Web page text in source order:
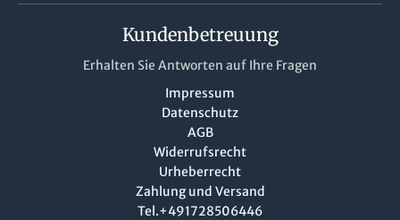
Kundenbetreuung
Erhalten Sie Antworten auf Ihre Fragen
Impressum
Datenschutz
AGB
Widerrufsrecht
Urheberrecht
Zahlung und Versand
Tel.+491728506446